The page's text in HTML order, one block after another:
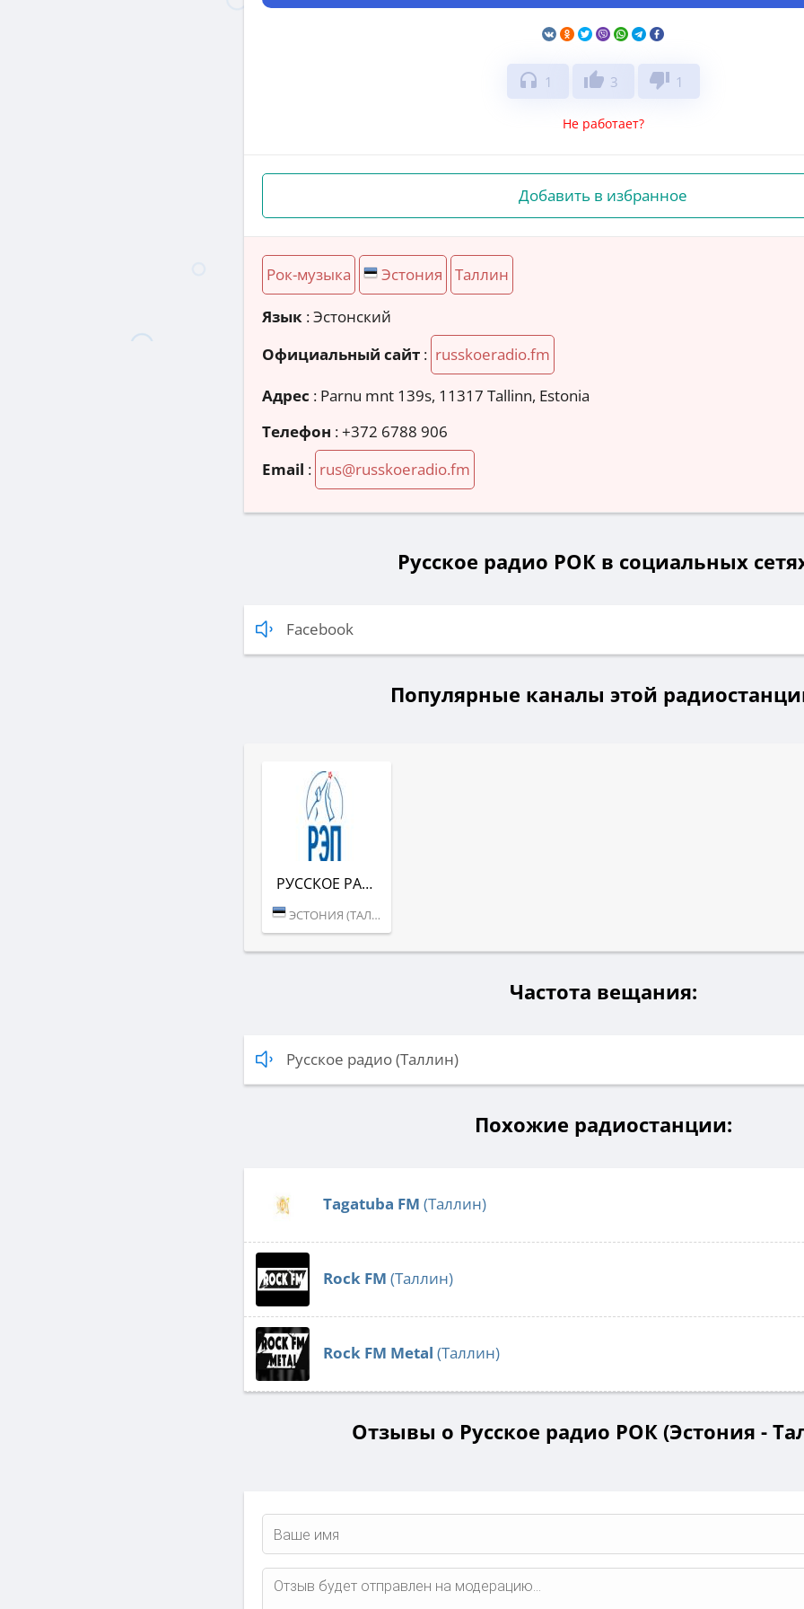
headphones 1 thumb_up 3 thumb_down 1
Не работает?
Добавить в избранное
Рок-музыка Эстония Таллин
Язык : Эстонский
Официальный сайт : russkoeradio.fm
Адрес : Parnu mnt 139s, 11317 Tallinn, Estonia
Телефон :+372 6788 906
Email : rus@russkoeradio.fm
Русское радио РОК в социальных
Facebook
Популярные каналы этой
РУССКОЕ РАДИО РЭП
ЭСТОНИЯ (ТАЛЛИН)
Частота вещания:
Русское радио (Таллин)
Похожие радиостанции:
Tagatuba FM (Таллин)
Rock FM (Таллин)
Rock FM Metal (Таллин)
Отзывы о Русское радио РОК (Эстония -